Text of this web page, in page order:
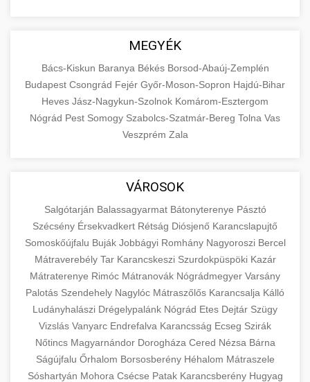
MEGYÉK
Bács-Kiskun Baranya Békés Borsod-Abaúj-Zemplén
Budapest Csongrád Fejér Győr-Moson-Sopron Hajdú-Bihar
Heves Jász-Nagykun-Szolnok Komárom-Esztergom
Nógrád Pest Somogy Szabolcs-Szatmár-Bereg Tolna Vas
Veszprém Zala
VÁROSOK
Salgótarján Balassagyarmat Bátonyterenye Pásztó
Szécsény Érsekvadkert Rétság Diósjenő Karancslapujtő
Somoskőújfalu Buják Jobbágyi Romhány Nagyoroszi Bercel
Mátraverebély Tar Karancskeszi Szurdokpüspöki Kazár
Mátraterenye Rimóc Mátranovák Nógrádmegyer Varsány
Palotás Szendehely Nagylóc Mátraszőlős Karancsalja Kálló
Ludányhalászi Drégelypalánk Nógrád Etes Dejtár Szügy
Vizslás Vanyarc Endrefalva Karancsság Ecseg Szirák
Nőtincs Magyarnándor Dorogháza Cered Nézsa Bárna
Ságújfalu Őrhalom Borsosberény Héhalom Mátraszele
Sóshartyán Mohora Csécse Patak Karancsberény Hugyag